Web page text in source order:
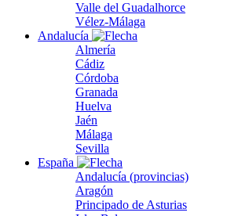
Valle del Guadalhorce
Vélez-Málaga
Andalucía
Almería
Cádiz
Córdoba
Granada
Huelva
Jaén
Málaga
Sevilla
España
Andalucía (provincias)
Aragón
Principado de Asturias